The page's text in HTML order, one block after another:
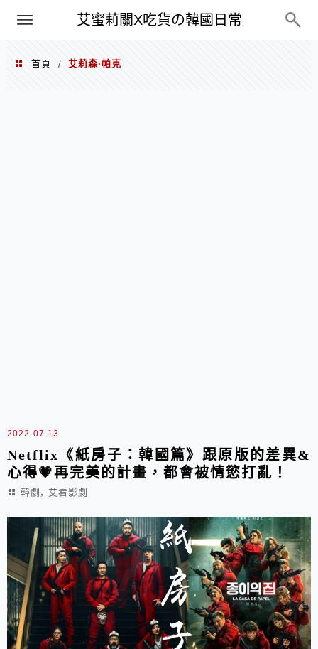
艾蜜莉關X吃貨の韓國日常
PXN
首頁 / 艾莉森·帕克
2022.07.13
Netflix《紙房子：韓國篇》跟原版的差異&
心得💗再完美的計畫，都會被情慾打亂！
韓劇 , 艾看影劇